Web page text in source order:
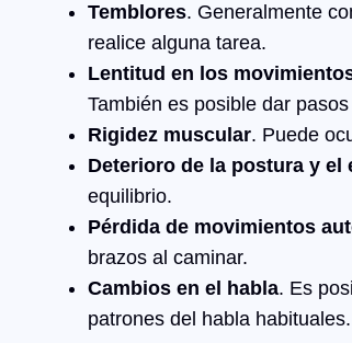
Temblores. Generalmente
realice alguna tarea.
Lentitud en los
También es posible dar
Rigidez muscular. Puede
Deterioro de la postura y el
equilibrio.
Pérdida de movimientos
brazos al caminar.
Cambios en el habla. Es
patrones del habla habituales.